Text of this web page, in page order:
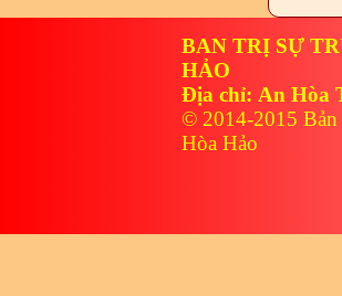
BAN TRỊ SỰ
HẢO
Địa chỉ: An Hòa
© 2014-2015 Bản
Hòa Hảo